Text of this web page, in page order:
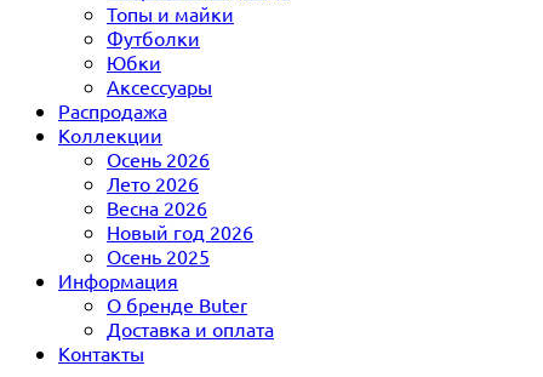
Топы и майки
Футболки
Юбки
Аксессуары
Распродажа
Коллекции
Осень 2026
Лето 2026
Весна 2026
Новый год 2026
Осень 2025
Информация
О бренде Buter
Доставка и оплата
Контакты